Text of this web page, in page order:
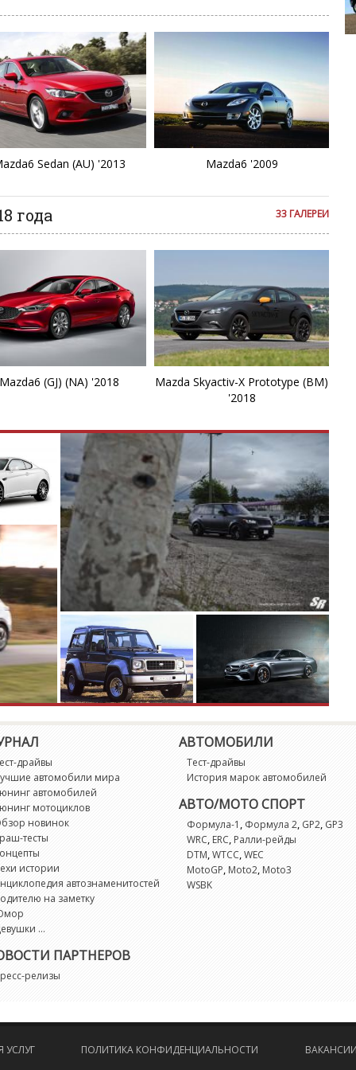
Sedan (AU) '2013 Mazda6 '2009
33 ГАЛЕРЕИ
года
Mazda6 (GJ) (NA) '2018
Mazda Skyactiv-X Prototype (BM)
'2018
драйвы
автомобили мира
автомобилей
мотоциклов
новинок
тесты
истории
автознаменитостей
на заметку
...
ПАРТНЕРОВ
релизы
АВТОМОБИЛИ
Тест-драйвы
История марок автомобилей
АВТО/МОТО СПОРТ
Формула-1 , Формула 2, GP2, GP3
WRC,ERC,Ралли-рейды
DTM,WTCC,WEC
MotoGP,Moto2,Moto3
WSBK
УСЛУГ ПОЛИТИКА КОНФИДЕНЦИАЛЬНОСТИ ВАКАНСИИ